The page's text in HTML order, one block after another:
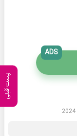
پست قبلی
ADS